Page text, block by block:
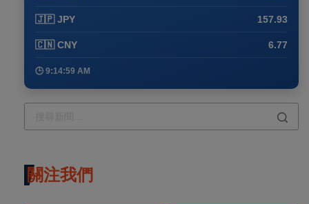
🇯🇵 JPY 157.93
🇨🇳 CNY 6.77
🕒 9:14:59 AM
關注我們